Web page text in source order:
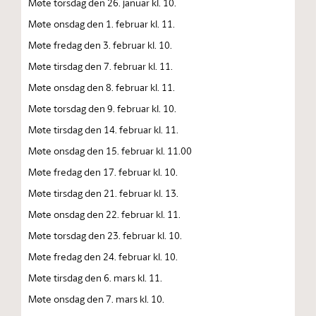
Møte onsdag den 1. februar kl. 11.
Møte fredag den 3. februar kl. 10.
Møte tirsdag den 7. februar kl. 11.
Møte onsdag den 8. februar kl. 11.
Møte torsdag den 9. februar kl. 10.
Møte tirsdag den 14. februar kl. 11.
Møte onsdag den 15. februar kl. 11.00
Møte fredag den 17. februar kl. 10.
Møte tirsdag den 21. februar kl. 13.
Møte onsdag den 22. februar kl. 11.
Møte torsdag den 23. februar kl. 10.
Møte fredag den 24. februar kl. 10.
Møte tirsdag den 6. mars kl. 11.
Møte onsdag den 7. mars kl. 10.